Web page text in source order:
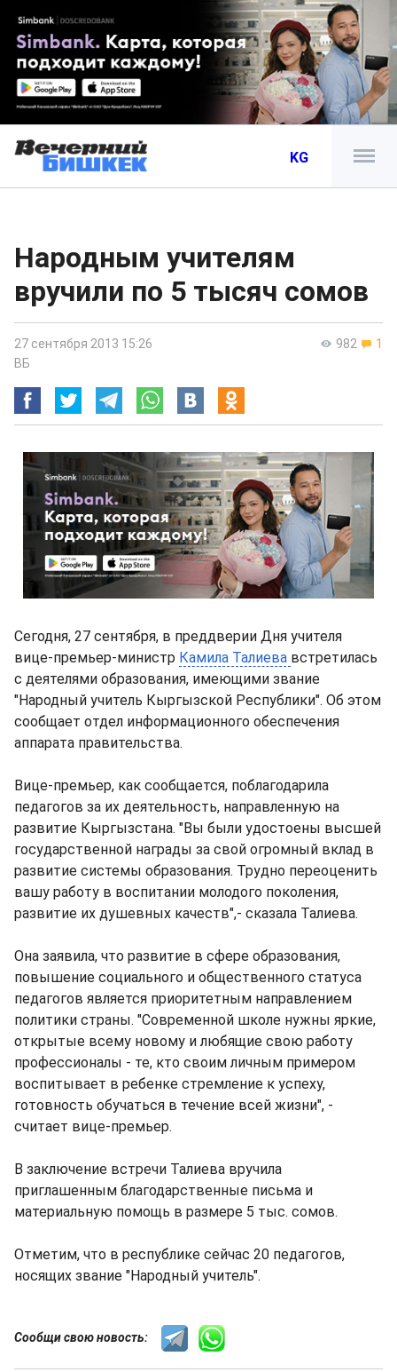
KG
Народным учителям
вручили по 5 тысяч сомов
982 1
27 сентября 2013 15:26
ВБ
Сегодня, 27 сентября, в преддверии Дня учителя
вице-премьер-министр Камила Талиева встретилась
с деятелями образования, имеющими звание
"Народный учитель Кыргызской Республики". Об этом
сообщает отдел информационного обеспечения
аппарата правительства.
Вице-премьер, как сообщается, поблагодарила
педагогов за их деятельность, направленную на
развитие Кыргызстана. "Вы были удостоены высшей
государственной награды за свой огромный вклад в
развитие системы образования. Трудно переоценить
вашу работу в воспитании молодого поколения,
развитие их душевных качеств",- сказала Талиева.
Она заявила, что развитие в сфере образования,
повышение социального и общественного статуса
педагогов является приоритетным направлением
политики страны. "Современной школе нужны яркие,
открытые всему новому и любящие свою работу
профессионалы - те, кто своим личным примером
воспитывает в ребенке стремление к успеху,
готовность обучаться в течение всей жизни", -
считает вице-премьер.
В заключение встречи Талиева вручила
приглашенным благодарственные письма и
материальную помощь в размере 5 тыс. сомов.
Отметим, что в республике сейчас 20 педагогов,
носящих звание "Народный учитель".
Сообщи свою новость: